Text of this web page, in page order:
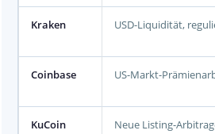
Kraken USD-Liquidität,
Coinbase US-Markt-
KuCoin
Neue Listing-